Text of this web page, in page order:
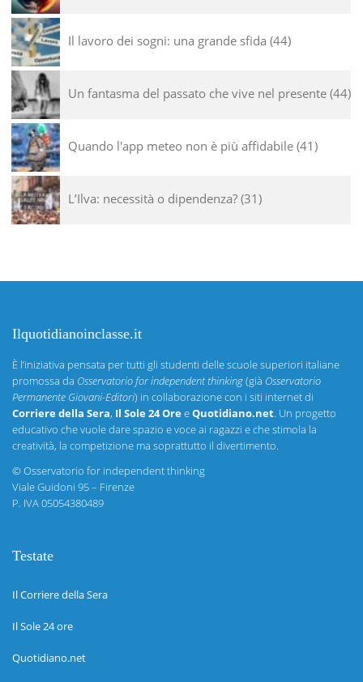
Il lavoro dei sogni: una grande sfida 44
Un fantasma del passato che vive nel presente 44
Quando l'app meteo non è più affidabile 41
L’Ilva: necessità o dipendenza? 31
Ilquotidianoinclasse.it
È l’iniziativa pensata per tutti gli studenti delle scuole superiori italiane
promossa da Osservatorio for independent thinking(già Osservatorio
Permanente Giovani-Editori) in collaborazione con i siti internet di
Corriere della Sera, Il Sole 24 OreeQuotidiano.net. Un progetto
educativo che vuole dare spazio e voce ai ragazzi e che stimola la
creatività, la competizione ma soprattutto il divertimento.
©Osservatorio for independent thinking
Viale Guidoni 95 – Firenze
P. IVA 05054380489
Testate
Il Corriere della Sera
Il Sole 24 ore
Quotidiano.net